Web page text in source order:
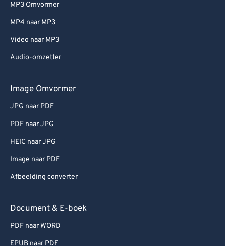
MP3 Omvormer
MP4 naar MP3
Video naar MP3
Audio-omzetter
Image Omvormer
JPG naar PDF
PDF naar JPG
HEIC naar JPG
Image naar PDF
Afbeelding converter
Document & E-boek
PDF naar WORD
EPUB naar PDF